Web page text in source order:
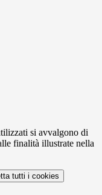
si avvalgono di
finalità illustrate nella
tutti i cookies